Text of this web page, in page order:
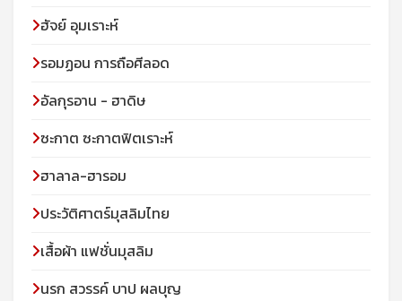
ฮัจย์ อุมเราะห์
รอมฏอน การถือศีลอด
อัลกุรอาน - ฮาดิษ
ซะกาต ซะกาตฟิตเราะห์
ฮาลาล-ฮารอม
ประวัติศาตร์มุสลิมไทย
เสื้อผ้า แฟชั่นมุสลิม
นรก สวรรค์ บาป ผลบุญ